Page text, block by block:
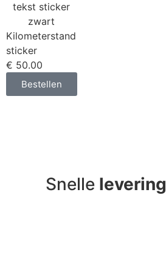
Kilometerstand
sticker
€ 50.00
Bestellen
Snelle levering